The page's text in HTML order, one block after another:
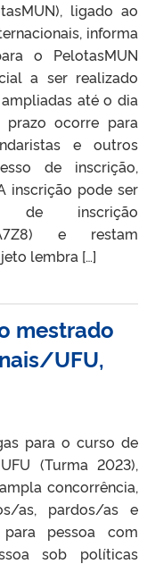
ligado ao
informa
o PelotasMUN
a ser realizado
até o dia
ocorre para
e outros
de inscrição,
inscrição pode ser
de inscrição
e restam
lembra […]
mestrado
UFU,
para o curso de
(Turma 2023),
concorrência,
as, pardos/as e
pessoa com
sob políticas